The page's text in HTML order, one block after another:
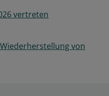
vertreten
von